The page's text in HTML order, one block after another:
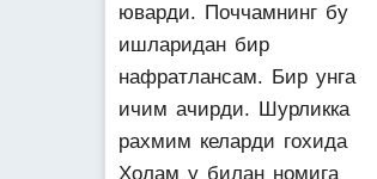
юварди. Поччамнинг бу
ишларидан бир
нафратлансам. Бир унга
ичим ачирди. Шурликка
рахмим келарди гохида
Холам у билан номига